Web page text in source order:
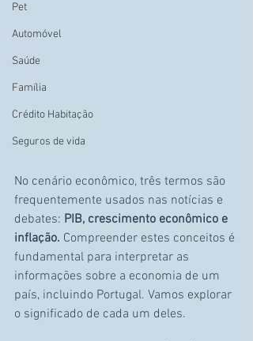
Pet
Automóvel
Saúde
Família
Crédito Habitação
Seguros de vida
No cenário econômico, três termos são
frequentemente usados nas notícias e
debates: PIB, crescimento econômico e
inflação. Compreender estes conceitos é
fundamental para interpretar as
informações sobre a economia de um
país, incluindo Portugal. Vamos explorar
o significado de cada um deles.